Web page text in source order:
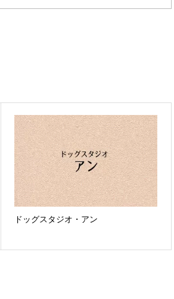
ドッグスタジオ・アン